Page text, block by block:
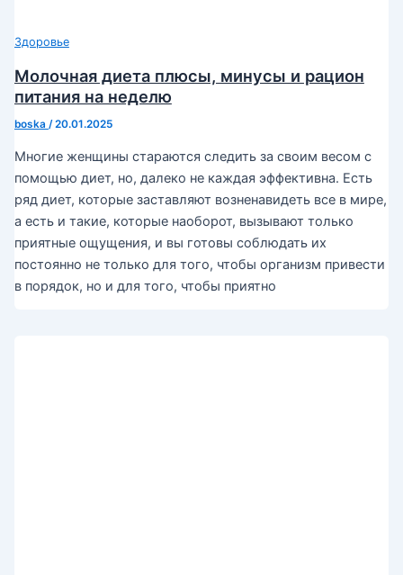
Здоровье
Молочная диета плюсы, минусы и рацион
питания на неделю
boska /20.01.2025
Многие женщины стараются следить за своим весом с
помощью диет, но, далеко не каждая эффективна. Есть
ряд диет, которые заставляют возненавидеть все в мире,
а есть и такие, которые наоборот, вызывают только
приятные ощущения, и вы готовы соблюдать их
постоянно не только для того, чтобы организм привести
в порядок, но и для того, чтобы приятно